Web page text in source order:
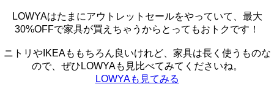
LOWYAはたまにアウトレットセールをやっていて、 最大
30%OFFで家具が買えちゃうからとってもおトクです！
ニトリやIKEAももちろん良いけれど、家具は長く使うものな
ので、ぜひLOWYAも見比べてみてくださいね。
LOWYAも見てみる